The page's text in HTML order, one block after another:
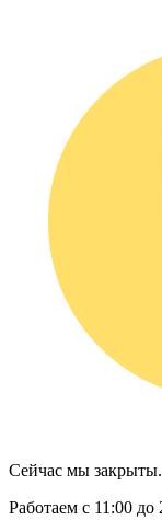
Сейчас мы закрыты.
Работаем с 11:00 до